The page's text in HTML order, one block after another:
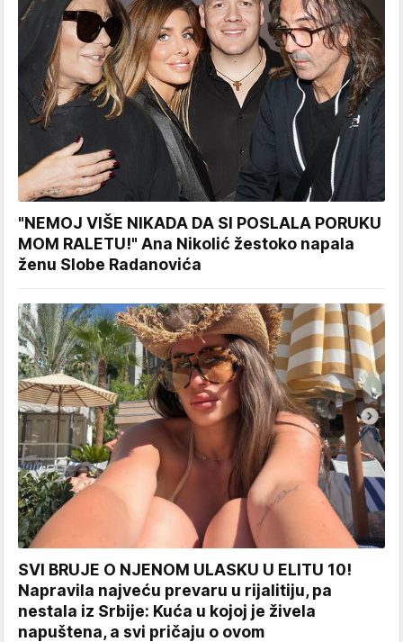
"NEMOJ VIŠE NIKADA DA SI POSLALA PORUKU
MOM RALETU!" Ana Nikolić žestoko napala
ženu Slobe Radanovića
SVI BRUJE O NJENOM ULASKU U ELITU 10!
Napravila najveću prevaru u rijalitiju, pa
nestala iz Srbije: Kuća u kojoj je živela
napuštena, a svi pričaju o ovom